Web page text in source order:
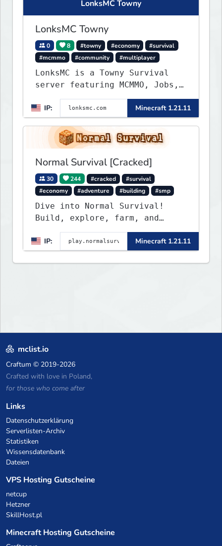
LonksMC Towny
LonksMC Towny
0 8 #towny #economy
#survival
#mcmmo
#community #multiplayer
LonksMC is a Towny Survival
server featuring MCMMO, Jobs,
weekly events. We focus on a
friendly community, balanced
economy, and long-term
survival gameplay.
IP: Minecraft 1.21.11
Normal Survival [Cracked]
30 244 #cracked
#survival
#economy
#adventure #building #smp
Dive into Normal Survival!
Build, explore, farm, and
create with a friendly
community. Enjoy weekly
updates, new features, and
endless adventures!
IP: Minecraft 1.21.11
mclist.io
Craftum © 2019-2026
Crafted with love in Poland,
for those who come after
Links
Datenschutzerklärung
Serverlisten-Archiv
Statistiken
Wissensdatenbank
Dateien
VPS Hosting Gutscheine
netcup
Hetzner
SkillHost.pl
Minecraft Hosting Gutscheine